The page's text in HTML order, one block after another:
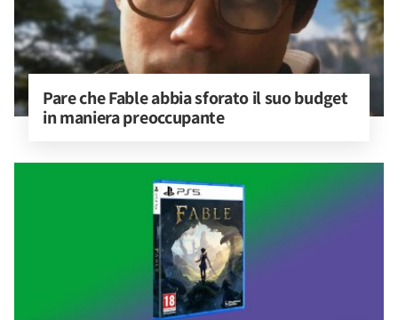
Pare che Fable abbia sforato il suo budget
in maniera preoccupante